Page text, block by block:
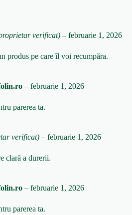
verificat) – februarie 1, 2026
produs pe care îl voi recumpăra.
– februarie 1, 2026
parerea ta.
verificat) – februarie 1, 2026
clară a durerii.
– februarie 1, 2026
parerea ta.